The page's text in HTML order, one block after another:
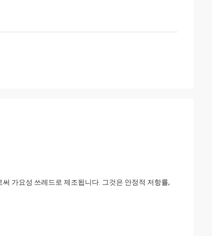
가요성 쓰레드로 제조됩니다. 그것은 안정적 저항률,